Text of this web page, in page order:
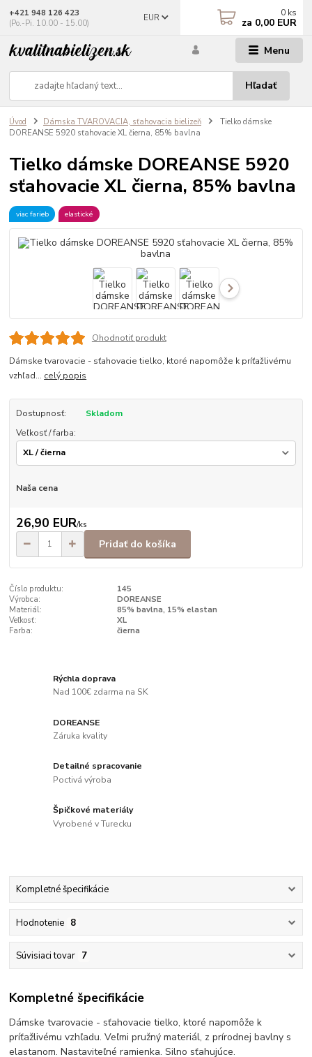
Menu
EUR
Hľadať
+421 948 126 423
(Po.-Pi. 10.00 - 15.00)
0 ks
za 0,00 EUR
Úvod Dámska TVAROVACIA, sťahovacia bielizeň
Tielko dámske
DOREANSE 5920 sťahovacie XL čierna, 85% bavlna
Tielko dámske DOREANSE 5920
sťahovacie XL čierna, 85% bavlna
viac farieb elastické
Ohodnotiť produkt
Dámske tvarovacie - sťahovacie tielko, ktoré napomôže k príťažlivému
vzhľad... celý popis
Dostupnosť:
Skladom
Veľkosť / farba:
Naša cena
26,90 EUR/ks
Pridať do košíka
Číslo produktu:
145
Výrobca:
DOREANSE
Materiál:
85% bavlna, 15% elastan
Veľkosť:
XL
Farba:
čierna
Rýchla doprava
Nad 100€ zdarma na SK
DOREANSE
Záruka kvality
Detailné spracovanie
Poctivá výroba
Špičkové materiály
Vyrobené v Turecku
Kompletné špecifikácie
Hodnotenie 8
Súvisiaci tovar 7
Kompletné špecifikácie
Dámske tvarovacie - sťahovacie tielko, ktoré napomôže k
príťažlivému vzhľadu. Veľmi pružný materiál, z prírodnej bavlny s
elastanom. Nastaviteľné ramienka. Silno sťahujúce.